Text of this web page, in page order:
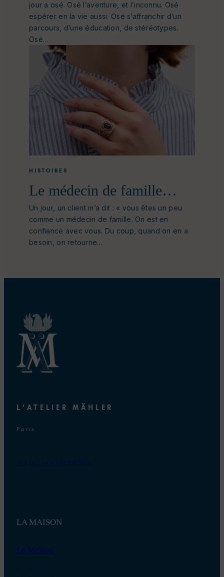
jour a osé. Osé l’aventure, et l’inconnu. Osé
espérer en la vie aussi. Osé s’affranchir d’un
parcours, d’une éducation, de stéréotypes.
Osé…
HISTOIRES
Le médecin de famille…
Un jour, un client m’a dit : « vous êtes un peu
comme un médecin de famille. On est en
confiance avec vous. Du coup, quand on en a
besoin, on retourne…
L’ATELIER MÄHLER
Paris
INSTAGRAM FACEBOOK
LA MAISON
La Maison